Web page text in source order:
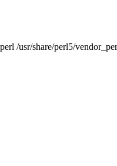
/usr/share/perl5/